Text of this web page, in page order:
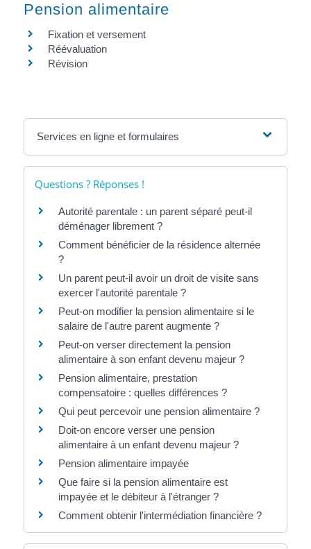
Pension alimentaire
Fixation et versement
Réévaluation
Révision
Services en ligne et formulaires
Questions ? Réponses !
Autorité parentale : un parent séparé peut-il
déménager librement ?
Comment bénéficier de la résidence alternée
?
Un parent peut-il avoir un droit de visite sans
exercer l'autorité parentale ?
Peut-on modifier la pension alimentaire si le
salaire de l'autre parent augmente ?
Peut-on verser directement la pension
alimentaire à son enfant devenu majeur ?
Pension alimentaire, prestation
compensatoire : quelles différences ?
Qui peut percevoir une pension alimentaire ?
Doit-on encore verser une pension
alimentaire à un enfant devenu majeur ?
Pension alimentaire impayée
Que faire si la pension alimentaire est
impayée et le débiteur à l'étranger ?
Comment obtenir l'intermédiation financière ?